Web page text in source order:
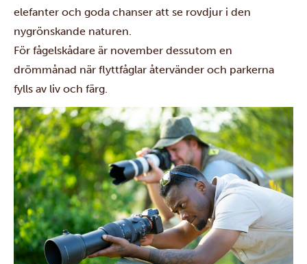
elefanter och goda chanser att se rovdjur i den
nygrönskande naturen.
För fågelskådare är november dessutom en
drömmånad när flyttfåglar återvänder och parkerna
fylls av liv och färg.